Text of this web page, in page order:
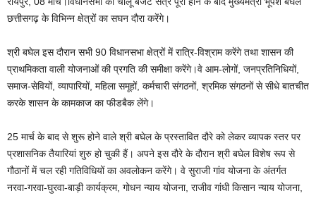
छत्तीसगढ़ के विभिन्न क्षेत्रों का सघन दौरा करेंगे।
श्री बघेल इस दौरान सभी 90 विधानसभा क्षेत्रों में रात्रि-विश्राम करेंगे तथा शासन की
प्राथमिकता वाली योजनाओं की प्रगति की समीक्षा करेंगे।वे आम-लोगों, जनप्रतिनिधियों,
समाज-सेवियों, व्यापारियों, महिला समूहों, कर्मचारी संगठनों, श्रमिक संगठनों से सीधे बातचीत
करके शासन के कामकाज का फीडबैक लेंगे।
25 मार्च के बाद से शुरू होने वाले श्री बघेल के प्रस्तावित दौरे को लेकर व्यापक स्तर पर
प्रशासनिक तैयारियां शुरु हो चुकी हैं। अपने इस दौरे के दौरान श्री बघेल विशेष रूप से
गौठानों में चल रही गतिविधियों का अवलोकन करेंगे। वे सुराजी गांव योजना के अंतर्गत
नरवा-गरवा-घुरवा-बाड़ी कार्यक्रम, गोधन न्याय योजना, राजीव गांधी किसान न्याय योजना,